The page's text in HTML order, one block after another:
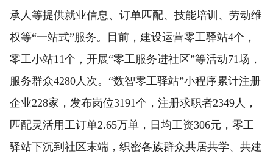
承人等提供就业信息、订单匹配、技能培训、劳动维
权等“一站式”服务。目前，建设运营零工驿站4个，
零工小站11个，开展“零工服务进社区”等活动71场，
服务群众4280人次。“数智零工驿站”小程序累计注册
企业228家，发布岗位3191个，注册求职者2349人，
匹配灵活用工订单2.65万单，日均工资306元，零工
驿站下沉到社区末端，织密各族群众共居共学、共建